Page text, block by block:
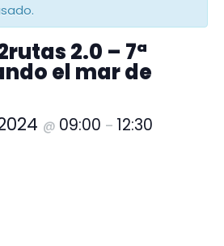
2.0 – 7ª
el mar de
@ 09:00 – 12:30